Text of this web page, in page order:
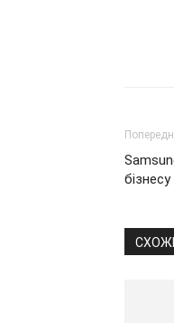
бізнесу